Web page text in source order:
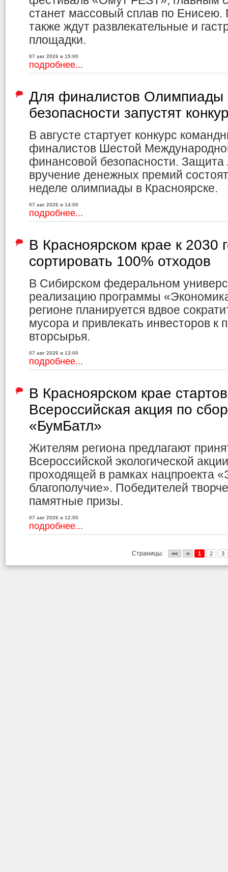
станет массовый сплав по Енисею.
также ждут развлекательные и
площадки.
07 авг 2026 в 15:00
подробнее...
Для финалистов Олимпиады
безопасности запустят
В августе стартует конкурс
финалистов Шестой
финансовой безопасности. Защита
вручение денежных премий
неделе олимпиады в Красноярске.
07 авг 2026 в 14:00
подробнее...
В Красноярском крае к 2030
сортировать 100% отходов
В Сибирском федеральном
реализацию программы
регионе планируется вдвое
мусора и привлекать инвесторов к
вторсырья.
07 авг 2026 в 13:00
подробнее...
В Красноярском крае
Всероссийская акция по
«БумБатл»
Жителям региона предлагают
Всероссийской экологической
проходящей в рамках нацпроекта
благополучие». Победителей
памятные призы.
07 авг 2026 в 12:00
подробнее...
Страницы: << < 1 2 3